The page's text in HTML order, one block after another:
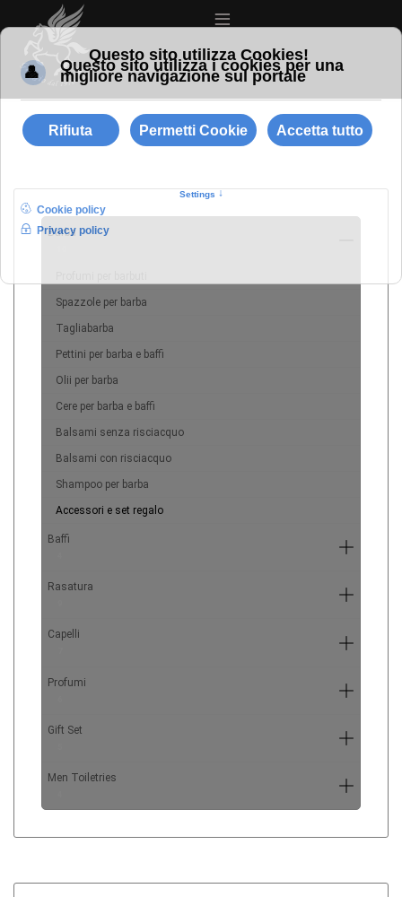
≡
Barba
Spazzole per barba
Tagliabarba
Pettini per barba e baffi
Olii per barba
Cere per barba e baffi
Balsami senza risciacquo
Balsami con risciacquo
Shampoo per barba
Accessori e set regalo
Baffi
Rasatura
Capelli
Profumi
Gift Set
Men Toiletries